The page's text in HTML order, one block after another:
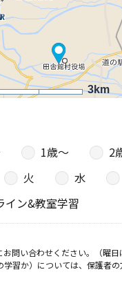
3km
1歳〜 2
火 水
イン&教室学習
い合わせください。（曜
か）については、保護者の